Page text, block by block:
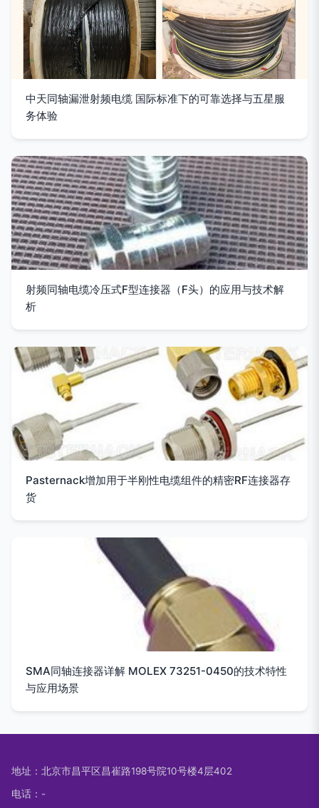
中天同轴漏泄射频电缆 国际标准下的可靠选择与五星服
务体验
射频同轴电缆冷压式F型连接器（F头）的应用与技术解
析
Pasternack增加用于半刚性电缆组件的精密RF连接器存
货
SMA同轴连接器详解 MOLEX 73251-0450的技术特性
与应用场景
地址：北京市昌平区昌崔路198号院10号楼4层402
电话：-